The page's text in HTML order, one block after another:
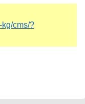
kg/cms/?